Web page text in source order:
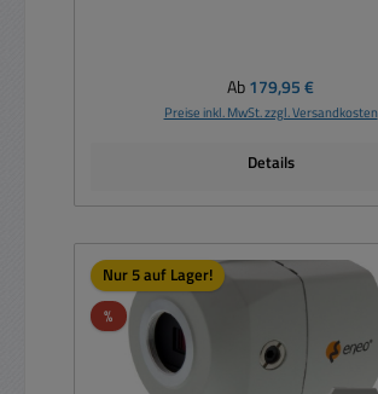
Regulärer Preis:
Ab179,95 €
Preise inkl. MwSt. zzgl. Versandkosten
Details
Nur 5 auf Lager!
%Rabatt